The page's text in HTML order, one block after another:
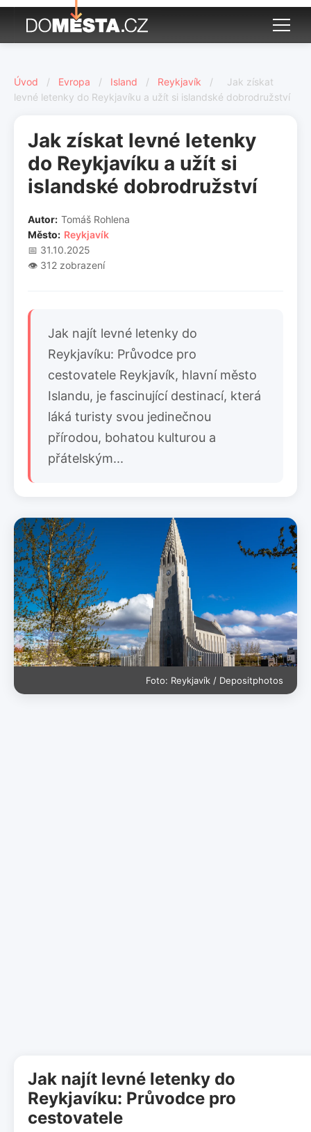
Úvod / Evropa / Island / Reykjavík /
Jak získat
levné letenky do Reykjavíku a užít si islandské dobrodružství
Jak získat levné letenky
do Reykjavíku a užít si
islandské dobrodružství
Autor: Tomáš Rohlena
Město: Reykjavík
📅 31.10.2025
👁️ 312 zobrazení
Jak najít levné letenky do
Reykjavíku: Průvodce pro
cestovatele Reykjavík, hlavní město
Islandu, je fascinující destinací, která
láká turisty svou jedinečnou
přírodou, bohatou kulturou a
přátelským...
Foto: Reykjavík / Depositphotos
Jak najít levné letenky do
Reykjavíku: Průvodce pro
cestovatele